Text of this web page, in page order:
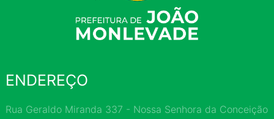
ENDEREÇO
Rua Geraldo Miranda 337 - Nossa Senhora da Conceição